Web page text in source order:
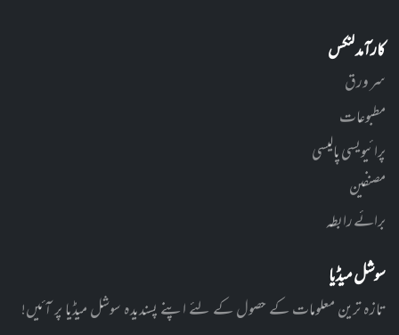
کارآمد لنکس
سر ورق
مطبوعات
پرائیویسی پالیسی
مصنفین
برائے رابطہ
سوشل میڈیا
تازہ ترین معلومات کے حصول کے لئے اپنے پسندیدہ سوشل میڈیا پر آئیں!